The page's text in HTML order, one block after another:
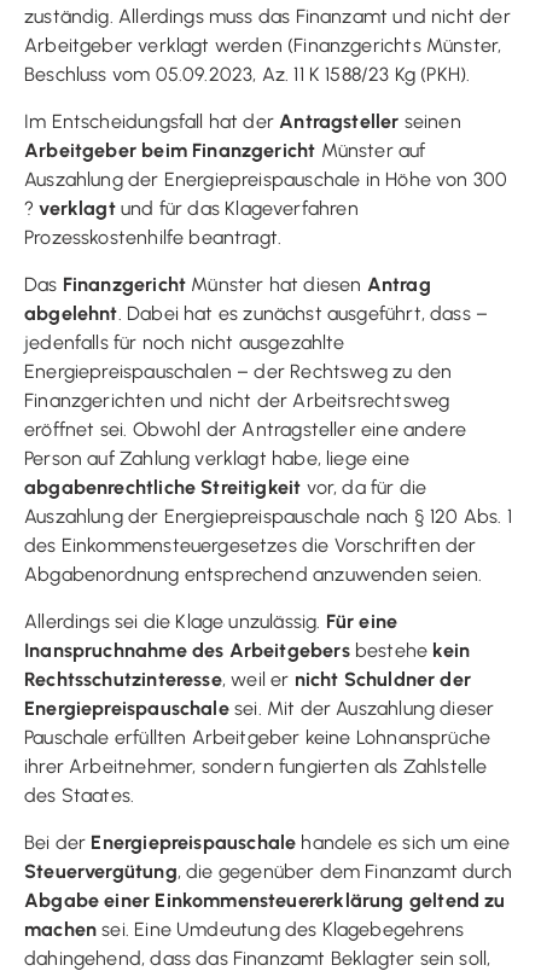
zuständig. Allerdings muss das Finanzamt und nicht der
Arbeitgeber verklagt werden (Finanzgerichts Münster,
Beschluss vom 05.09.2023, Az. 11 K 1588/23 Kg (PKH).
Im Entscheidungsfall hat der Antragsteller seinen
Arbeitgeber beim Finanzgericht Münster auf
Auszahlung der Energiepreispauschale in Höhe von 300
?verklagtund für das Klageverfahren
Prozesskostenhilfe beantragt.
Das Finanzgericht Münster hat diesen Antrag
abgelehnt . Dabei hat es zunächst ausgeführt, dass –
jedenfalls für noch nicht ausgezahlte
Energiepreispauschalen – der Rechtsweg zu den
Finanzgerichten und nicht der Arbeitsrechtsweg
eröffnet sei. Obwohl der Antragsteller eine andere
Person auf Zahlung verklagt habe, liege eine
abgabenrechtliche Streitigkeit vor, da für die
Auszahlung der Energiepreispauschale nach § 120 Abs. 1
des Einkommensteuergesetzes die Vorschriften der
Abgabenordnung entsprechend anzuwenden seien.
Allerdings sei die Klage unzulässig. Für eine
Inanspruchnahme des Arbeitgebersbestehe kein
Rechtsschutzinteresse, weil er nicht Schuldner der
Energiepreispauschalesei. Mit der Auszahlung dieser
Pauschale erfüllten Arbeitgeber keine Lohnansprüche
ihrer Arbeitnehmer, sondern fungierten als Zahlstelle
des Staates.
Bei der Energiepreispauschale handele es sich um eine
Steuervergütung, die gegenüber dem Finanzamt durch
Abgabe einer Einkommensteuererklärung geltend zu
machen sei. Eine Umdeutung des Klagebegehrens
dahingehend, dass das Finanzamt Beklagter sein soll,